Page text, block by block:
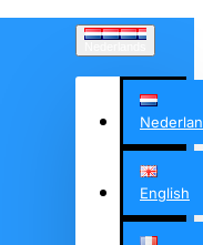
English